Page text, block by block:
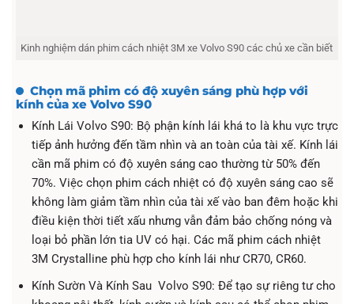
Kinh nghiệm dán phim cách nhiệt 3M xe ​Volvo S90 các chủ xe cần biết
Chọn mã phim có độ xuyên sáng phù hợp với
kính của xe Volvo S90
Kính Lái Volvo S90: Bộ phận kính lái khá to là khu vực trực
tiếp ảnh hưởng đến tầm nhìn và an toàn của tài xế. Kính lái
cần mã phim có độ xuyên sáng cao thường từ 50% đến
70%. Việc chọn phim cách nhiệt có độ xuyên sáng cao sẽ
không làm giảm tầm nhìn của tài xế vào ban đêm hoặc khi
điều kiện thời tiết xấu nhưng vẫn đảm bảo chống nóng và
loại bỏ phần lớn tia UV có hại. Các mã phim cách nhiệt
3M Crystalline phù hợp cho kính lái như CR70, CR60.
Kính Sườn Và Kính Sau Volvo S90: Để tạo sự riêng tư cho